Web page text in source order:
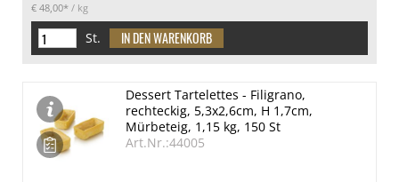
€ 48,00* / kg
St.
Dessert Tartelettes - Filigrano,
rechteckig, 5,3x2,6cm, H 1,7cm,
Mürbeteig, 1,15 kg, 150 St
Art.Nr.:44005